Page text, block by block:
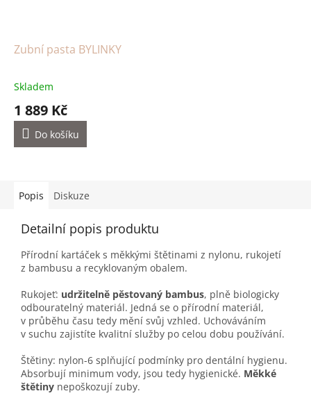
Zubní pasta BYLINKY
Skladem
1 889 Kč
Do košíku
Popis Diskuze
Detailní popis produktu
Přírodní kartáček s měkkými štětinami z nylonu, rukojetí
z bambusu a recyklovaným obalem.
Rukojeť: udržitelně pěstovaný bambus, plně biologicky
odbouratelný materiál. Jedná se o přírodní materiál,
v průběhu času tedy mění svůj vzhled. Uchováváním
v suchu zajistíte kvalitní služby po celou dobu používání.
Štětiny: nylon-6 splňující podmínky pro dentální hygienu.
Absorbují minimum vody, jsou tedy hygienické. Měkké
štětiny nepoškozují zuby.